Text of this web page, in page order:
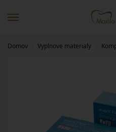
Domov Vyplnove materialy